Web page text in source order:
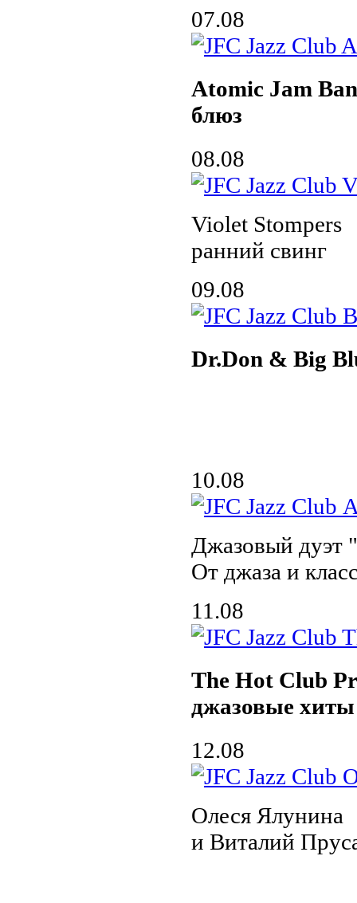
07.08
Atomic Jam
блюз
08.08
Violet Stompers
ранний свинг
09.08
Dr.Don & Big
10.08
Джазовый
От джаза и
11.08
The Hot Club
джазовые хиты
12.08
Олеся Ялунина
и Виталий